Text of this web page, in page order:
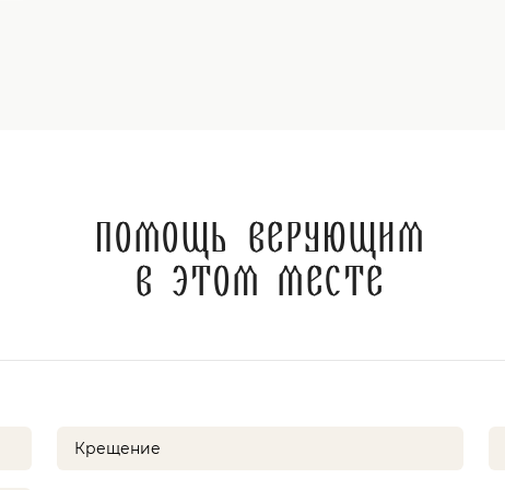
Помощь верующим
в этом месте
Крещение